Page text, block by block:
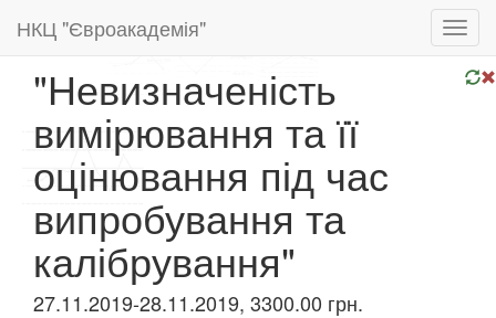
НКЦ "Євроакадемія"
"Невизначеність
вимірювання та її
оцінювання під час
випробування та
калібрування"
27.11.2019-28.11.2019, 3300.00 грн.